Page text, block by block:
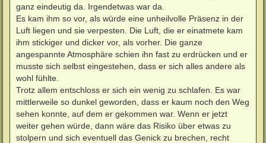
ganz eindeutig da. Irgendetwas war da.
Es kam ihm so vor, als würde eine unheilvolle Präsenz in der
Luft liegen und sie verpesten. Die Luft, die er einatmete kam
ihm stickiger und dicker vor, als vorher. Die ganze
angespannte Atmosphäre schien ihn fast zu erdrücken und er
musste sich selbst eingestehen, dass er sich alles andere als
wohl fühlte.
Trotz allem entschloss er sich ein wenig zu schlafen. Es war
mittlerweile so dunkel geworden, dass er kaum noch den Weg
sehen konnte, auf dem er gekommen war. Wenn er jetzt
weiter gehen würde, dann wäre das Risiko über etwas zu
stolpern und sich eventuell das Genick zu brechen, recht